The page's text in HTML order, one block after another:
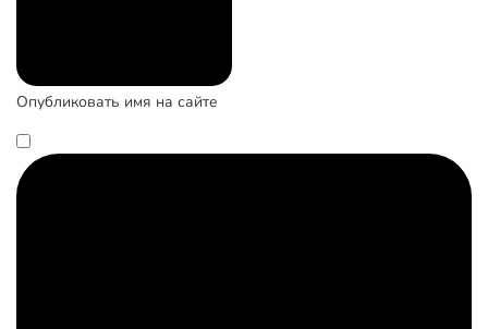
Опубликовать имя на сайте